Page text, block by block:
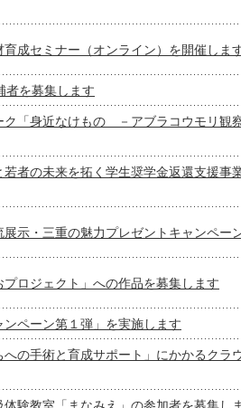
成セミナー（オンライン）を開催します
者を募集します
ク「身近なけもの －アブラコウモリ観察
者の未来を拓く学生奨学金返還支援事業
示・三重の魅力プレゼントキャンペーン
ロジェクト」への作品を募集します
ンペーン第１弾」を実施します
への手術と育成サポート」にかかるクラ
験教室「まなみえ」の参加者を募集しま